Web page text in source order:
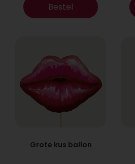
Bestel
Grote kus ballon